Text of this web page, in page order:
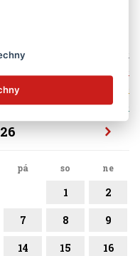
mateřská škola
školní družina
pá so ne
1 2
7 8 9
14 15 16